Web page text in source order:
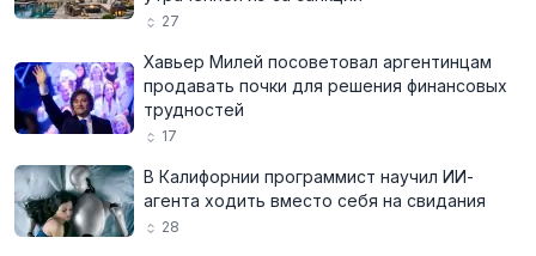
27
Хавьер Милей посоветовал аргентинцам
продавать почки для решения финансовых
трудностей
17
В Калифорнии программист научил ИИ-
агента ходить вместо себя на свидания
28